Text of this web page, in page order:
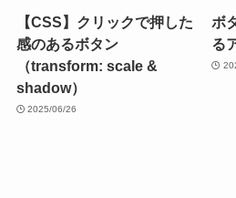
【CSS】クリックで押した
感のあるボタン
（transform: scale &
shadow）
2025/06/26
ボ
る